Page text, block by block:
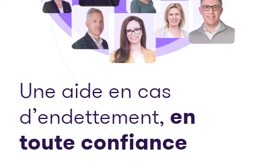
Une aide en cas
d’endettement, en
toute confiance